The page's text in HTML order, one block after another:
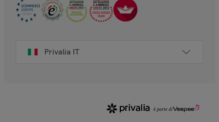
Privalia IT